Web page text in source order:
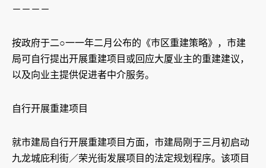
－－－－
按政府于二○一一年二月公布的《巿区重建策略》，市建
局可自行提出开展重建项目或回应大厦业主的重建建议，
以及向业主提供促进者中介服务。
自行开展重建项目
就市建局自行开展重建项目方面，市建局刚于三月初启动
九龙城庇利街／荣光街发展项目的法定规划程序。该项目